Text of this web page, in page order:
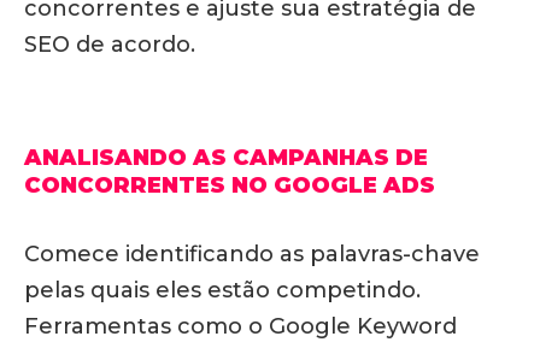
concorrentes e ajuste sua estratégia de
SEO de acordo.
ANALISANDO AS CAMPANHAS DE
CONCORRENTES NO GOOGLE ADS
Comece identificando as palavras-chave
pelas quais eles estão competindo.
Ferramentas como o Google Keyword